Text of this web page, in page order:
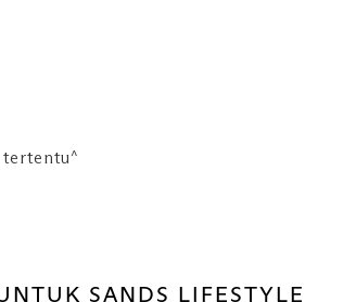
tertentu^
SANDS LIFESTYLE